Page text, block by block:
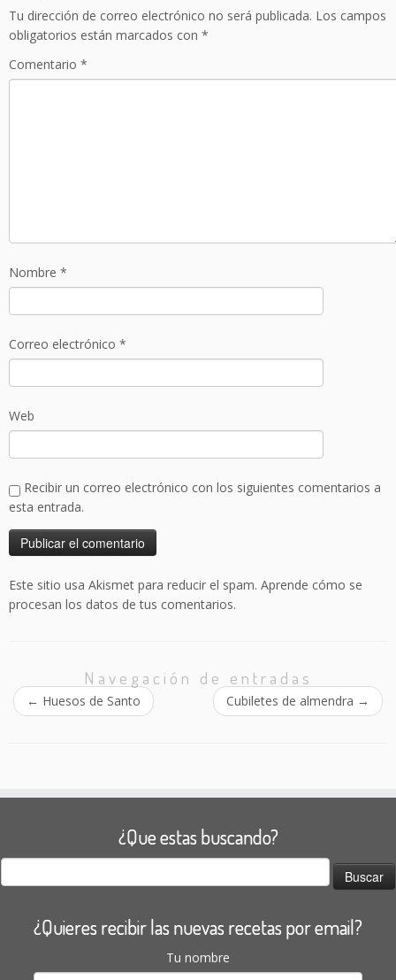
Tu dirección de correo electrónico no será publicada. Los campos
obligatorios están marcados con *
Comentario *
Nombre *
Correo electrónico *
Web
Recibir un correo electrónico con los siguientes comentarios a
esta entrada.
Este sitio usa Akismet para reducir el spam. Aprende cómo se
procesan los datos de tus comentarios.
Navegación de entradas
← Huesos de Santo Cubiletes de almendra →
¿Que estas buscando?
Buscar:
¿Quieres recibir las nuevas recetas por email?
Tu nombre